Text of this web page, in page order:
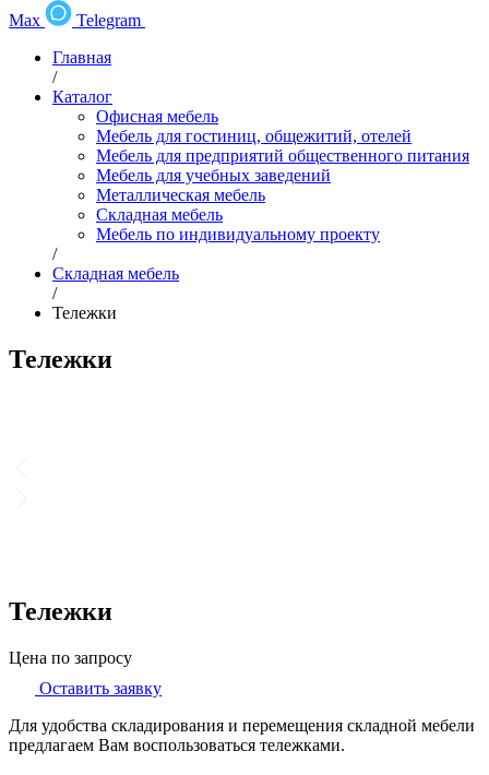
Max
Telegram
Главная
/
Каталог
Офисная мебель
Мебель для гостиниц, общежитий, отелей
Мебель для предприятий общественного питания
Мебель для учебных заведений
Металлическая мебель
Складная мебель
Мебель по индивидуальному проекту
/
Складная мебель
/
Тележки
Тележки
Тележки
Цена по запросу
Оставить заявку
Для удобства складирования и перемещения складной мебели
предлагаем Вам воспользоваться тележками.